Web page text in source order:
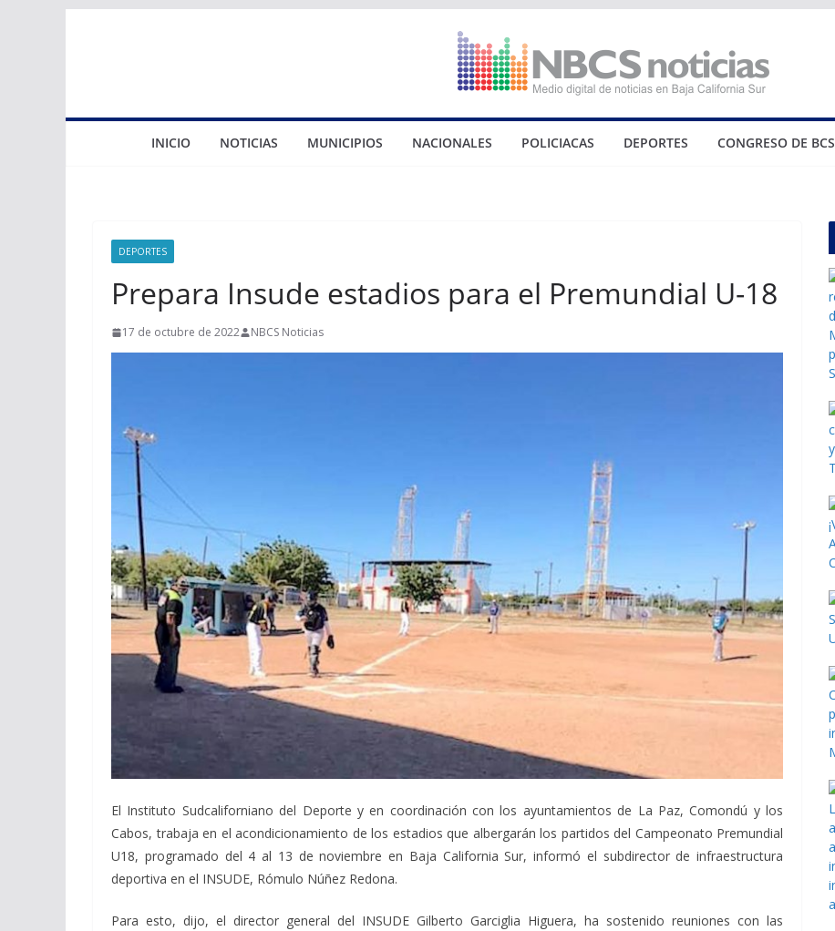
INICIO NOTICIAS MUNICIPIOS NACIONALES POLICIACAS DEPORTES CONGRESO DE BCS
DEPORTES
Prepara Insude estadios para el Premundial U-18
17 de octubre de 2022 NBCS Noticias
El Instituto Sudcaliforniano del Deporte y en coordinación con los ayuntamientos de La Paz, Comondú y los
Cabos, trabaja en el acondicionamiento de los estadios que albergarán los partidos del Campeonato Premundial
U18, programado del 4 al 13 de noviembre en Baja California Sur, informó el subdirector de infraestructura
deportiva en el INSUDE, Rómulo Núñez Redona.
Para esto, dijo, el director general del INSUDE Gilberto Garciglia Higuera, ha sostenido reuniones con las